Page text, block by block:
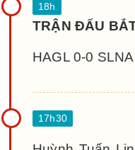
TRẬN ĐẤU
HAGL 0-0 SLNA